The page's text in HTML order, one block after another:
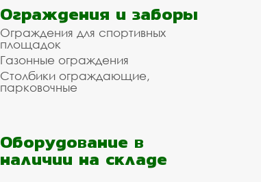
Ограждения и заборы
Ограждения для спортивных
площадок
Газонные ограждения
Столбики ограждающие,
парковочные
Оборудование в
наличии на складе